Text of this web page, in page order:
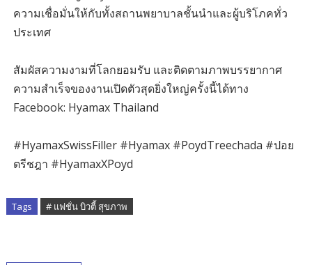
ความเชื่อมั่นให้กับทั้งสถานพยาบาลชั้นนำและผู้บริโภคทั่ว
ประเทศ
สัมผัสความงามที่โลกยอมรับ และติดตามภาพบรรยากาศ
ความสำเร็จของงานเปิดตัวสุดยิ่งใหญ่ครั้งนี้ได้ทาง
Facebook: Hyamax Thailand
#HyamaxSwissFiller #Hyamax #PoydTreechada #ปอย
ตรีชฎา #HyamaxXPoyd
Tags # แฟชั่น บิวตี้ สุขภาพ